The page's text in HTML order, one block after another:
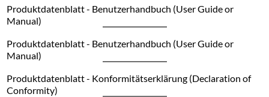
Produktdatenblatt - Benutzerhandbuch (User Guide or
Manual)
Produktdatenblatt - Benutzerhandbuch (User Guide or
Manual)
Produktdatenblatt - Konformitätserklärung (Declaration of
Conformity)